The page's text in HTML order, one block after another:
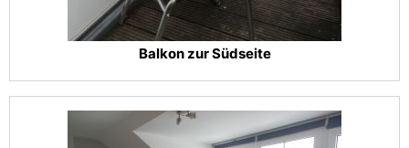
Balkon zur Südseite